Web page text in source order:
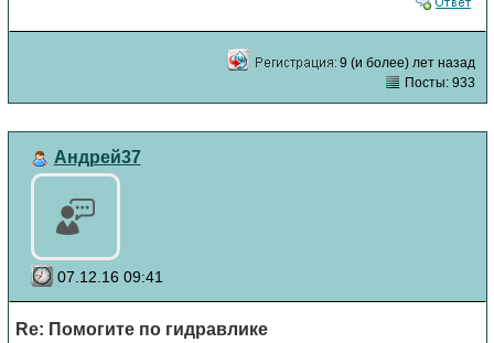
9 (и более) лет назад
Посты: 933
Андрей37
07.12.16 09:41
Re: Помогите по гидравлике